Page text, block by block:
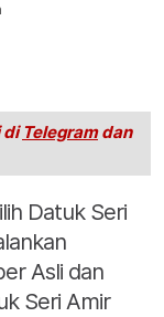
di Telegramdan
Datuk Seri
Asli dan
Seri Amir